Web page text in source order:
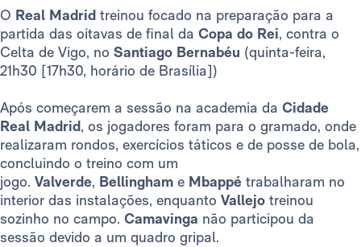
O Real Madrid treinou focado na preparação para a
partida das oitavas de final da Copa do Rei, contra o
Celta de Vigo, no Santiago Bernabéu (quinta-feira,
21h30 [17h30, horário de Brasília])
Após começarem a sessão na academia da Cidade
Real Madrid, os jogadores foram para o gramado, onde
realizaram rondos, exercícios táticos e de posse de bola,
concluindo o treino com um
jogo. Valverde, Bellingham e Mbappé trabalharam no
interior das instalações, enquanto Vallejo treinou
sozinho no campo. Camavinga não participou da
sessão devido a um quadro gripal.